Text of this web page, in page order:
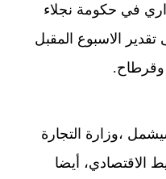
في حكومة نجلاء
الاسبوع المقبل
،وزارة التجارة
الاقتصادي، أيضا